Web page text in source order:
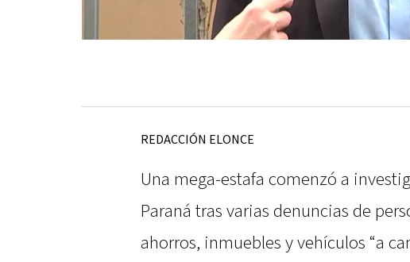
REDACCIÓN ELONCE
Una mega-estafa comenzó a
Paraná tras varias denuncias de
ahorros, inmuebles y vehículos “a